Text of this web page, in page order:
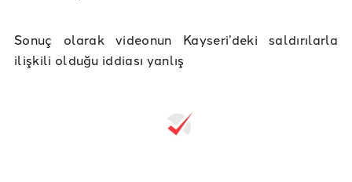
Sonuç olarak videonun Kayseri’deki saldırılarla
ilişkili olduğu iddiası yanlış